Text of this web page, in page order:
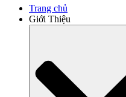
Trang chủ
Giới Thiệu